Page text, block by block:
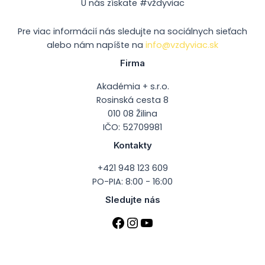
U nás získate #vždyviac
Pre viac informácií nás sledujte na sociálnych sieťach
alebo nám napíšte na info@vzdyviac.sk
Firma
Akadémia + s.r.o.
Rosinská cesta 8
010 08 Žilina
IČO: 52709981
Kontakty
+421 948 123 609
PO-PIA: 8:00 - 16:00
Sledujte nás